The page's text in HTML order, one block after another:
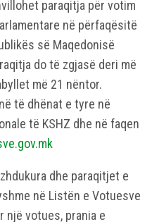
paraqitja për votim
në përfaqësitë
së Maqedonisë
do të zgjasë deri më
më 21 nëntor.
të dhënat e tyre në
të KSHZ dhe në faqen
dhe paraqitjet e
në Listën e Votuesve
votues, prania e